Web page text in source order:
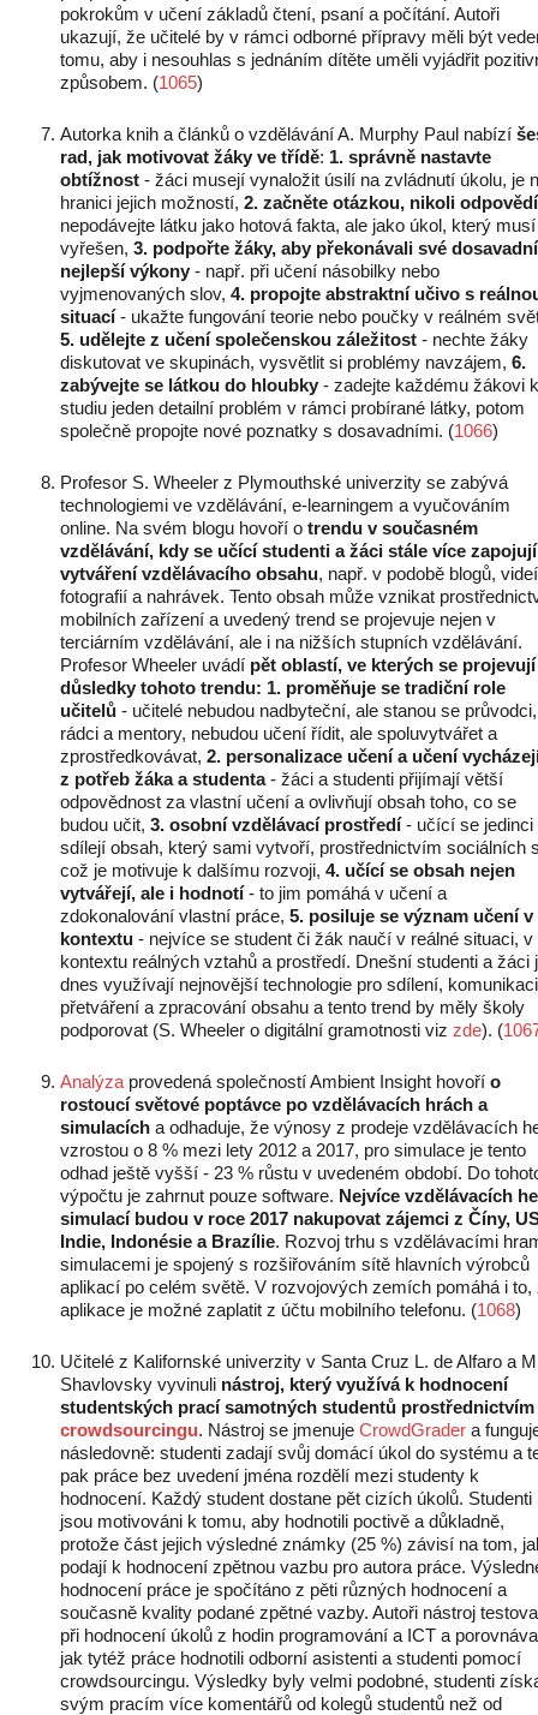
pokrokům v učení základů čtení, psaní a počítání. Autoři
ukazují, že učitelé by v rámci odborné přípravy měli být
tomu, aby i nesouhlas s jednáním dítěte uměli vyjádřit
způsobem. (1065)
Autorka knih a článků o vzdělávání A. Murphy Paul nabízí
rad, jak motivovat žáky ve třídě: 1. správně nastavte
obtížnost - žáci musejí vynaložit úsilí na zvládnutí úkolu, je
hranici jejich možností, 2. začněte otázkou, nikoli odpovědí
nepodávejte látku jako hotová fakta, ale jako úkol, který
vyřešen, 3. podpořte žáky, aby překonávali své dosavadní
nejlepší výkony - např. při učení násobilky nebo
vyjmenovaných slov, 4. propojte abstraktní učivo s
situací- ukažte fungování teorie nebo poučky v reálném
5. udělejte z učení společenskou záležitost - nechte žáky
diskutovat ve skupinách, vysvětlit si problémy navzájem, 6.
zabývejte se látkou do hloubky - zadejte každému žákovi
studiu jeden detailní problém v rámci probírané látky, potom
společně propojte nové poznatky s dosavadními. (1066)
Profesor S. Wheeler z Plymouthské univerzity se zabývá
technologiemi ve vzdělávání, e-learningem a vyučováním
online. Na svém blogu hovoří o trendu v současném
vzdělávání, kdy se učící studenti a žáci stále více
vytváření vzdělávacího obsahu, např. v podobě blogů,
fotografií a nahrávek. Tento obsah může vznikat
mobilních zařízení a uvedený trend se projevuje nejen v
terciárním vzdělávání, ale i na nižších stupních vzdělávání.
Profesor Wheeler uvádí pět oblastí, ve kterých se projevují
důsledky tohoto trendu: 1. proměňuje se tradiční role
učitelů - učitelé nebudou nadbyteční, ale stanou se průvodci,
rádci a mentory, nebudou učení řídit, ale spoluvytvářet a
zprostředkovávat, 2. personalizace učení a učení
z potřeb žáka a studenta- žáci a studenti přijímají větší
odpovědnost za vlastní učení a ovlivňují obsah toho, co se
budou učit, 3. osobní vzdělávací prostředí- učící se jedinci
sdílejí obsah, který sami vytvoří, prostřednictvím sociálních
což je motivuje k dalšímu rozvoji, 4. učící se obsah nejen
vytvářejí, ale i hodnotí- to jim pomáhá v učení a
zdokonalování vlastní práce, 5. posiluje se význam učení v
kontextu - nejvíce se student či žák naučí v reálné situaci, v
kontextu reálných vztahů a prostředí. Dnešní studenti a žáci
dnes využívají nejnovější technologie pro sdílení,
přetváření a zpracování obsahu a tento trend by měly školy
podporovat (S. Wheeler o digitální gramotnosti viz zde). (
Analýza provedená společností Ambient Insight hovoří o
rostoucí světové poptávce po vzdělávacích hrách a
simulacích a odhaduje, že výnosy z prodeje vzdělávacích
vzrostou o 8 % mezi lety 2012 a 2017, pro simulace je tento
odhad ještě vyšší - 23 % růstu v uvedeném období. Do
výpočtu je zahrnut pouze software. Nejvíce vzdělávacích
simulací budou v roce 2017 nakupovat zájemci z Číny,
Indie, Indonésie a Brazílie. Rozvoj trhu s vzdělávacími
simulacemi je spojený s rozšiřováním sítě hlavních výrobců
aplikací po celém světě. V rozvojových zemích pomáhá i to,
aplikace je možné zaplatit z účtu mobilního telefonu. (1068)
Učitelé z Kalifornské univerzity v Santa Cruz L. de Alfaro a
Shavlovsky vyvinuli nástroj, který využívá k hodnocení
studentských prací samotných studentů prostřednictvím
crowdsourcingu. Nástroj se jmenuje CrowdGrader a
následovně: studenti zadají svůj domácí úkol do systému a
pak práce bez uvedení jména rozdělí mezi studenty k
hodnocení. Každý student dostane pět cizích úkolů. Studenti
jsou motivováni k tomu, aby hodnotili poctivě a důkladně,
protože část jejich výsledné známky (25 %) závisí na tom,
podají k hodnocení zpětnou vazbu pro autora práce.
hodnocení práce je spočítáno z pěti různých hodnocení a
současně kvality podané zpětné vazby. Autoři nástroj
při hodnocení úkolů z hodin programování a ICT a
jak tytéž práce hodnotili odborní asistenti a studenti pomocí
crowdsourcingu. Výsledky byly velmi podobné, studenti
svým pracím více komentářů od kolegů studentů než od